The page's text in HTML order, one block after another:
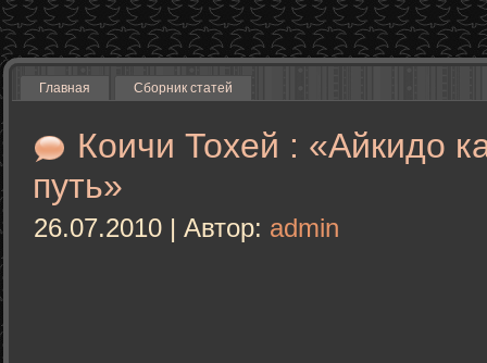
Главная Сборник статей
Коичи Тохей : «Айкидо
путь»
26.07.2010 | Автор: admin